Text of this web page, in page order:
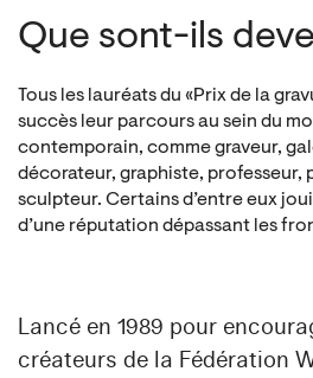
Que sont-ils
Tous les lauréats du « Prix de la
succès leur parcours au sein du
contemporain, comme graveur,
décorateur, graphiste, professeur,
sculpteur. Certains d’entre eux
d’une réputation dépassant les
Lancé en 1989 pour
créateurs de la Fédération